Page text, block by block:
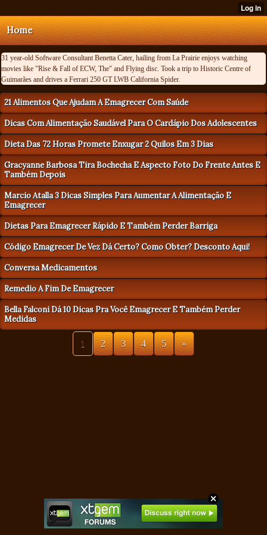
Home
31 year-old Software Consultant Benetta Cater, hailing from La Prairie enjoys watching
movies like "Rise & Fall of ECW, The" and Flying disc. Took a trip to Historic Centre of
Guimarães and drives a Ferrari 250 GT LWB California Spider.
21 Alimentos Que Ajudam A Emagrecer Com Saúde
Dicas Com Alimentação Saudável Para O Cardápio Dos Adolescentes
Dieta Das 72 Horas Promete Enxugar 2 Quilos Em 3 Dias
Gracyanne Barbosa Tira Bochecha E Aspecto Foto Do Frente Antes E
Também Depois
Marcio Atalla 3 Dicas Simples Para Aumentar A Alimentação E
Emagrecer
Dietas Para Emagrecer Rápido E Também Perder Barriga
Código Emagrecer De Vez Dá Certo? Como Obter? Desconto Aqui!
Conversa Medicamentos
Remedio A Fim De Emagrecer
Bella Falconi Dá 10 Dicas Pra Você Emagrecer E Também Perder
Medidas
1 2 3 4 5 »